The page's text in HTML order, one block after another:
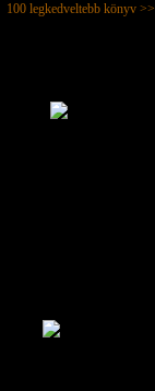
100 legkedveltebb könyv >>